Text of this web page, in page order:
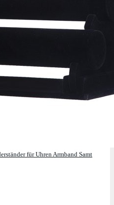
für Uhren Armband Samt